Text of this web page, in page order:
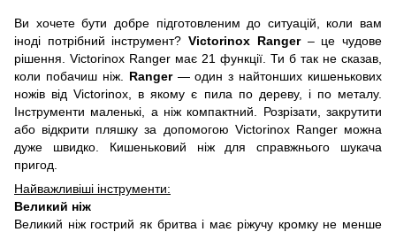
Ви хочете бути добре підготовленим до ситуацій, коли вам
іноді потрібний інструмент?Victorinox Ranger– це чудове
рішення. Victorinox Ranger має 21 функції. Ти б так не сказав,
коли побачиш ніж. Ranger— один з найтонших кишенькових
ножів від Victorinox, в якому є пила по дереву, і по металу.
Інструменти маленькі, а ніж компактний. Розрізати, закрутити
або відкрити пляшку за допомогою Victorinox Ranger можна
дуже швидко. Кишеньковий ніж для справжнього шукача
пригод.
Найважливіші інструменти:
Великий ніж
Великий ніж гострий як бритва і має ріжучу кромку не менше